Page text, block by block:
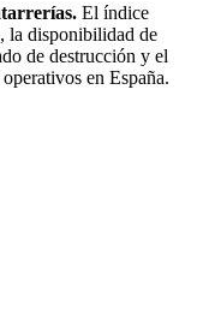
El índice
la disponibilidad de
de destrucción y el
en España.